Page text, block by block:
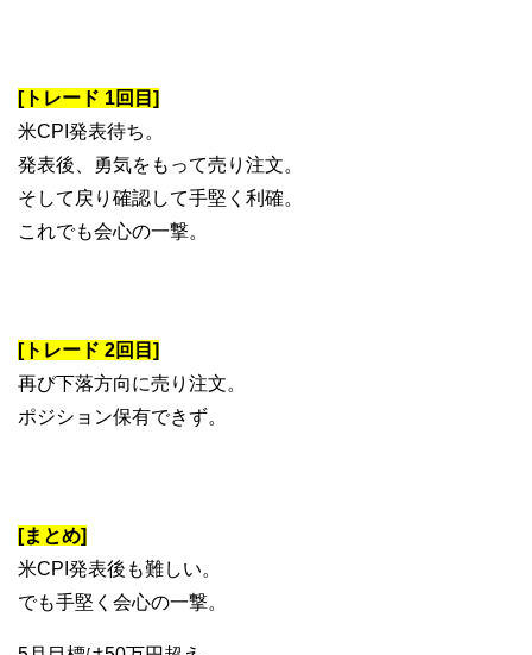
[トレード 1回目]
米CPI発表待ち。
発表後、勇気をもって売り注文。
そして戻り確認して手堅く利確。
これでも会心の一撃。
[トレード 2回目]
再び下落方向に売り注文。
ポジション保有できず。
[まとめ]
米CPI発表後も難しい。
でも手堅く会心の一撃。